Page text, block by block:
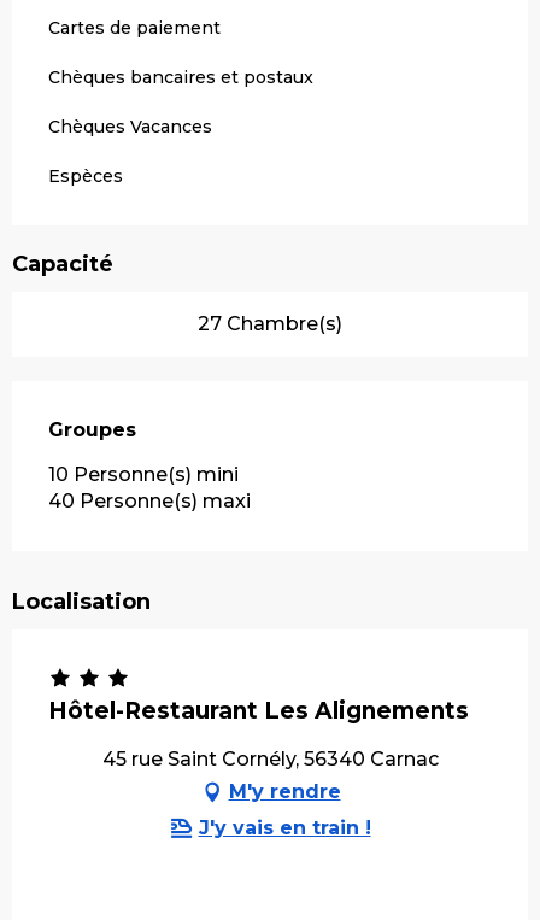
Cartes de paiement
Chèques bancaires et postaux
Chèques Vacances
Espèces
Capacité
27 Chambre(s)
Groupes
Groupes
10 Personne(s) mini
40 Personne(s) maxi
Localisation
Hôtel-Restaurant Les Alignements
45 rue Saint Cornély, 56340 Carnac
M'y rendre
J'y vais en train !